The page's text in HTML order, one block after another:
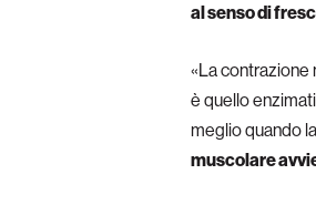
al senso di
«La contrazione
è quello
meglio quando
muscolare